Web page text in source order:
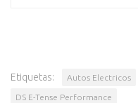
Etiquetas: Autos Electricos
DS E-Tense Performance